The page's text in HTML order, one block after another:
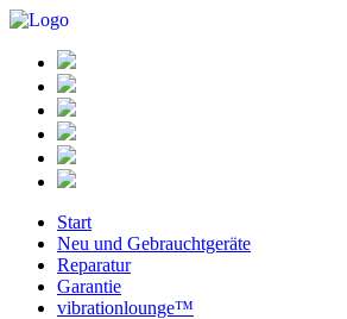
Start
Neu und Gebrauchtgeräte
Reparatur
Garantie
vibrationlounge™